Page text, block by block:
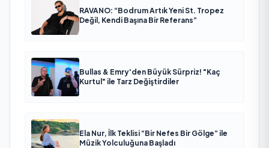
RAVANO: “Bodrum Artık Yeni St. Tropez
Değil, Kendi Başına Bir Referans”
Bullas & Emry'den Büyük Sürpriz! "Kaç
Kurtul" ile Tarz Değiştirdiler
Ela Nur, İlk Teklisi “Bir Nefes Bir Gölge” ile
Müzik Yolculuğuna Başladı